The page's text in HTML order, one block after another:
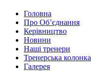
Головна
Про Об’єднання
Керівництво
Новини
Наші тренери
Тренерська колонка
Галерея